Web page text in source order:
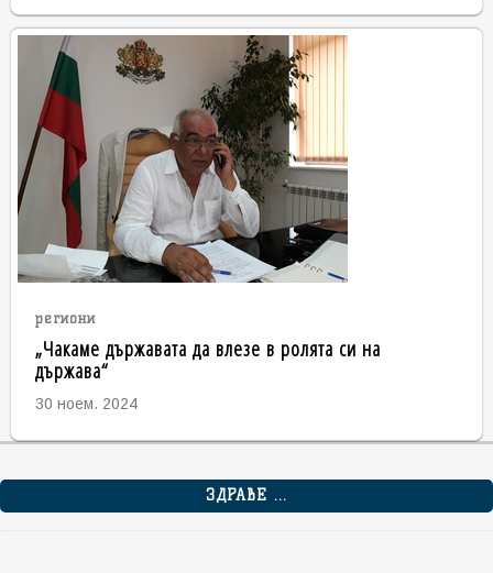
региони
„Чакаме държавата да влезе в ролята си на
държава“
30 ноем. 2024
ЗДРАВЕ ...